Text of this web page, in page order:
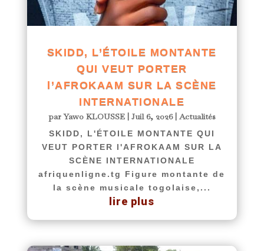
SKIDD, L’ÉTOILE MONTANTE
QUI VEUT PORTER
l’AFROKAAM SUR LA SCÈNE
INTERNATIONALE
parYawo KLOUSSE| Juil 6, 2026|Actualités
SKIDD, L'ÉTOILE MONTANTE QUI
VEUT PORTER l'AFROKAAM SUR LA
SCÈNE INTERNATIONALE
afriquenligne.tg Figure montante de
la scène musicale togolaise,...
lire plus